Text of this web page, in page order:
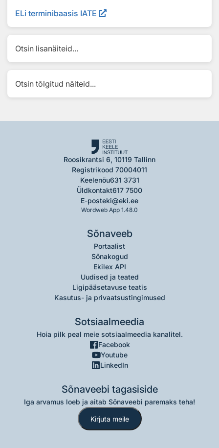
ELi terminibaasis IATE
Otsin lisanäiteid...
Otsin tõlgitud näiteid...
Roosikrantsi 6, 10119 Tallinn
Registrikood 70004011
Keelenõu631 3731
Üldkontakt617 7500
E-posteki@eki.ee
Wordweb App 1.48.0
Sõnaveeb
Portaalist
Sõnakogud
Ekilex API
Uudised ja teated
Ligipääsetavuse teatis
Kasutus- ja privaatsustingimused
Sotsiaalmeedia
Hoia pilk peal meie sotsiaalmeedia kanalitel.
Facebook
Youtube
LinkedIn
Sõnaveebi tagasiside
Iga arvamus loeb ja aitab Sõnaveebi paremaks teha!
Kirjuta meile